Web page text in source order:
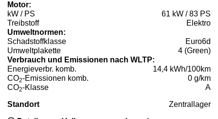
Motor:
kW / PS
61 kW / 83 PS
Treibstoff
Elektro
Umweltnormen:
Schadstoffklasse
Euro6d
Umweltplakette
4 (Green)
Verbrauch und Emissionen nach WLTP:
Energieverbr. komb.
14,4 kWh/100km
CO2-Emissionen komb.
0 g/km
CO2-Klasse A
Standort Zentrallager